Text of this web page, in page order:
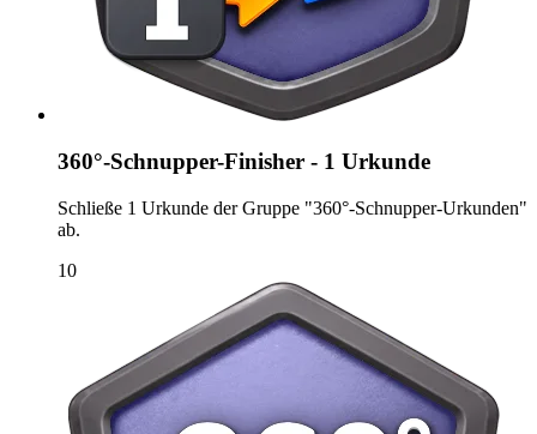
360°-Schnupper-Finisher - 1 Urkunde
Schließe 1 Urkunde der Gruppe "360°-Schnupper-Urkunden"
ab.
10